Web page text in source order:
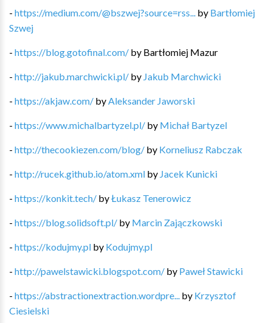
- https://medium.com/@bszwej?source=rss... by Bartłomiej
Szwej
- https://blog.gotofinal.com/ by Bartłomiej Mazur
- http://jakub.marchwicki.pl/ by Jakub Marchwicki
- https://akjaw.com/ by Aleksander Jaworski
- https://www.michalbartyzel.pl/ by Michał Bartyzel
- http://thecookiezen.com/blog/ by Korneliusz Rabczak
- http://rucek.github.io/atom.xml by Jacek Kunicki
- https://konkit.tech/ byŁukasz Tenerowicz
- https://blog.solidsoft.pl/ by Marcin Zajączkowski
- https://kodujmy.pl by Kodujmy.pl
- http://pawelstawicki.blogspot.com/ by Paweł Stawicki
- https://abstractionextraction.wordpre... by Krzysztof
Ciesielski